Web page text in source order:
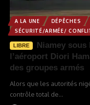
A LA UNE DÉPÊCHES
SÉCURITÉ/ARMÉE/
LIBRE
Niamey sous
l’aéroport Diori
des groupes armés
Alors que les autorités
contrôle total de…